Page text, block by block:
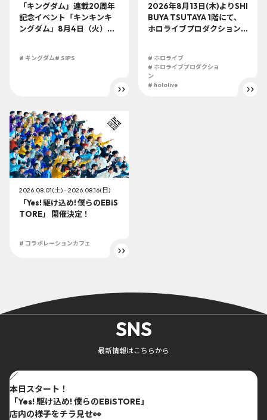
「キングダム」連載20周年
記念イベント「キンキンキ
ングダム」8月4日（火）よ
# キングダム# SIPS
2026年8月13日(木)よりSHI
BUYA TSUTAYA 1階にて、
ホロライブプロダクション
# ホロライブ
# ホロライブプロダクショ
ン
# hololive
2026.08.01(土) - 2026.08.16(日)
「Yes! 駆け込め! 僕らのEBiS
TORE」 開催決定！
# コラボレーションカフェ
SNS
最新情報はこちらから
／
本日スタート！
「Yes! 駆け込め! 僕らのEBiSTORE」
店内の様子をチラ見せ👀